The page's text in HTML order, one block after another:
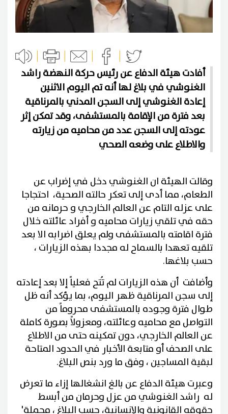
أفادت هيئة الدفاع عن رئيس حركة النهضة راشد
الغنوشي في بلاغ لها أنه تم اليوم الاثنين
إعادة الغنوشي إلى السجن المدني بالمرناقية
بعد فترة من الإقامة بالمستشفى، وقد تمكن إثر
عودته إلى السجن عدد من محاميه من زيارته
والاطلاع على وضعه الصحي
وقالت الهيئة ان الغنوشي دخل في إضراب عن
الطعام، مما أدى إلى تعكر حالته الصحية، احتجاجا
على عزله التام عن العالم الخارجي و حرمانه من
حقه في تلقي زيارات محاميه و أفراد عائلته خلال
فترة اقامته بالمستشفى ولم يعلق اضرابه الا بعد
تلقيه تعهدا بالسماح له مجددا بهذه الزيارات ،
حسب بلاغها.
وأضافت أن هذه الزيارات لم تُتح فعلياً إلا بعد إعادته
إلى سجن المرناقية ظهر اليوم، بما يؤكد أنه ظل
طوال فترة وجوده بالمستشفى محروماً من
التواصل مع محاميه وعائلته، ومعزولاً بصورة كاملة
عن العالم الخارجي، دون تمكينه حتى من الاطلاع
على الصحف أو متابعة الأخبار في الحدود المتاحة
لبقية المساجين ، وفق ما ورد بنص البلاغ.
وعبرت هيئة الدفاع عن بالغ انشغالها إزاء ما تعرض
له راشد الغنوشي من عزل وحرمان من أبسط
حقوقه القانونية والإنسانية، حسب البلاغ ، محملة'